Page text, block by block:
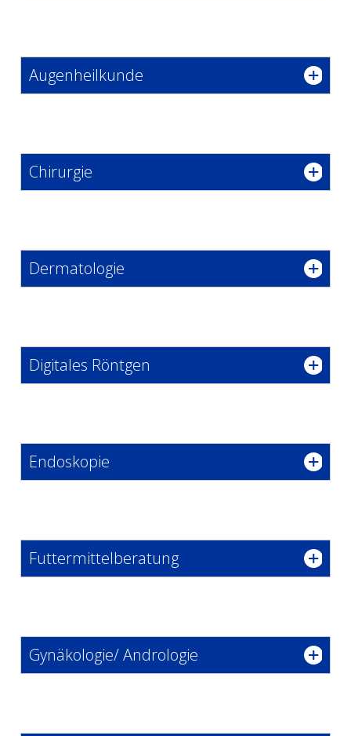
Augenheilkunde
Chirurgie
Dermatologie
Digitales Röntgen
Endoskopie
Futtermittelberatung
Gynäkologie/ Andrologie